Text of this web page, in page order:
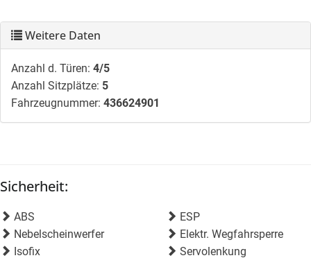
Weitere Daten
Anzahl d. Türen: 4/5
Anzahl Sitzplätze: 5
Fahrzeugnummer: 436624901
Sicherheit:
ABS
ESP
Nebelscheinwerfer
Elektr. Wegfahrsperre
Isofix
Servolenkung